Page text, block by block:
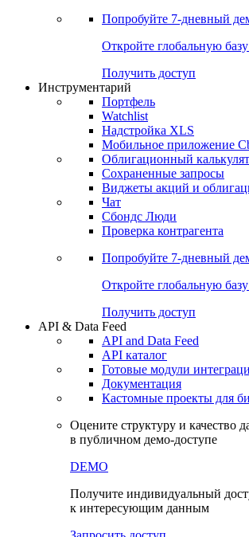
Попробуйте 7-дневный
Откройте глобальную
Получить доступ
Инструментарий
Портфель
Watchlist
Надстройка XLS
Мобильное приложение
Облигационный
Сохраненные запросы
Виджеты акций и
Чат
Сбондс Люди
Проверка контрагента
Попробуйте 7-дневный
Откройте глобальную
Получить доступ
API & Data Feed
API and Data Feed
API каталог
Готовые модули
Документация
Кастомные проекты для
Оцените структуру и качество
в публичном демо-доступе
DEMO
Получите индивидуальный
к интересующим данным